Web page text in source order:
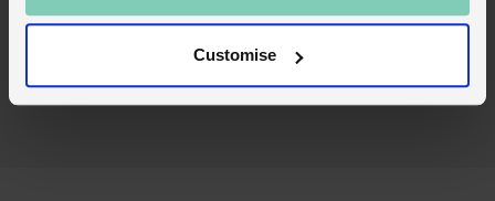
Customise